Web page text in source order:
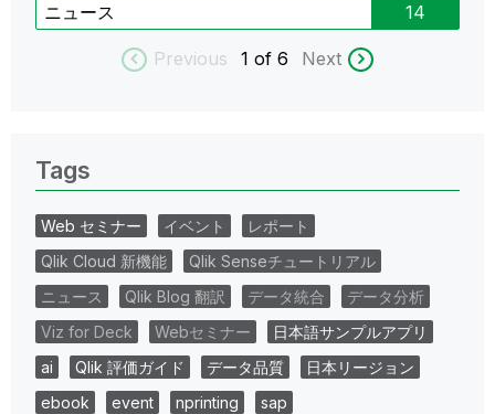
ニュース 14
Previous 1 of 6 Next
Tags
Web セミナー イベント
レポート
Qlik Cloud 新機能
Qlik Senseチュートリアル
ニュース
Qlik Blog 翻訳 データ統合
データ分析
Viz for Deck
Webセミナー
日本語サンプルアプリ
ai
Qlik 評価ガイド データ品質
日本リージョン
ebook
event nprinting sap